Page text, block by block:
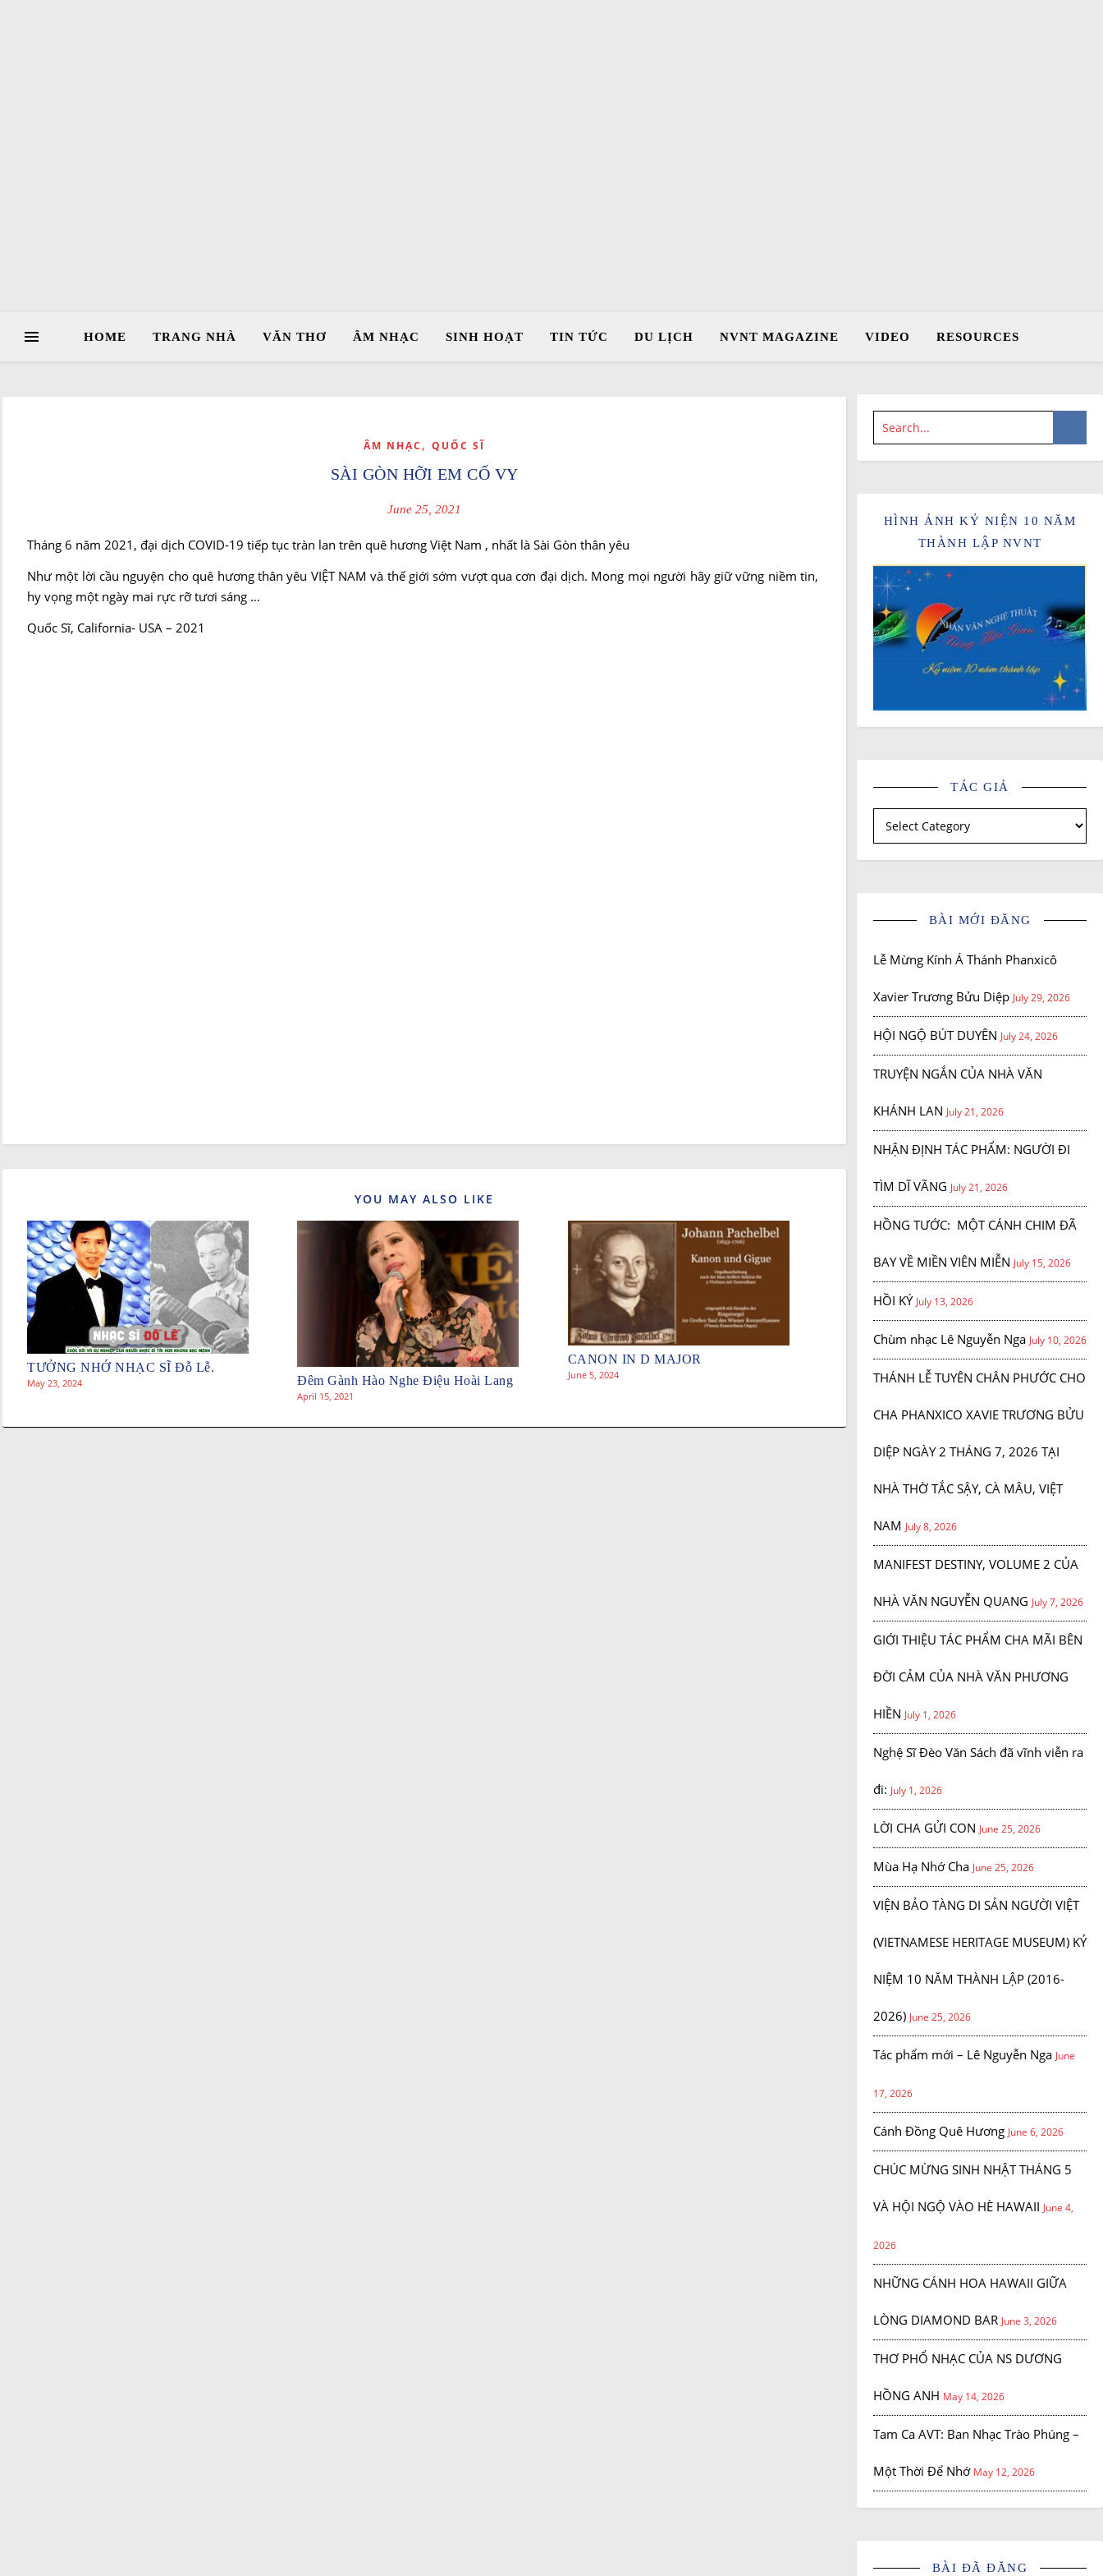
HOME TRANG NHÀ VĂN THƠ ÂM NHẠC SINH HOẠT TIN TỨC DU LỊCH NVNT MAGAZINE VIDEO RESOURCES
ÂM NHẠC , QUỐC SĨ
SÀI GÒN HỠI EM CỐ VY
June 25, 2021
Tháng 6 năm 2021, đại dịch COVID-19 tiếp tục tràn lan trên quê hương Việt Nam , nhất là Sài Gòn thân yêu
Như một lời cầu nguyện cho quê hương thân yêu VIỆT NAM và thế giới sớm vượt qua cơn đại dịch. Mong mọi người hãy giữ vững niềm tin,
hy vọng một ngày mai rực rỡ tươi sáng …
Quốc Sĩ, California- USA – 2021
YOU MAY ALSO LIKE
TƯỞNG NHỚ NHẠC SĨ Đỗ Lễ.
May 23, 2024 Đêm Gành Hào Nghe Điệu Hoài Lang
April 15, 2021
CANON IN D MAJOR
June 5, 2024
HÌNH ẢNH KỶ NIỆN 10 NĂM
THÀNH LẬP NVNT
TÁC GIẢ
Tác giả
BÀI MỚI ĐĂNG
Lễ Mừng Kính Á Thánh Phanxicô
Xavier Trương Bửu Diệp July 29, 2026
HỘI NGỘ BÚT DUYÊN July 24, 2026
TRUYỆN NGẮN CỦA NHÀ VĂN
KHÁNH LAN July 21, 2026
NHẬN ĐỊNH TÁC PHẨM: NGƯỜI ĐI
TÌM DĨ VÃNG July 21, 2026
HỒNG TƯỚC: MỘT CÁNH CHIM ĐÃ
BAY VỀ MIỀN VIÊN MIỄN July 15, 2026
HỒI KÝ July 13, 2026
Chùm nhạc Lê Nguyễn Nga July 10, 2026
THÁNH LỄ TUYÊN CHÂN PHƯỚC CHO
CHA PHANXICO XAVIE TRƯƠNG BỬU
DIỆP NGÀY 2 THÁNG 7, 2026 TẠI
NHÀ THỜ TẮC SẬY, CÀ MÂU, VIỆT
NAM July 8, 2026
MANIFEST DESTINY, VOLUME 2 CỦA
NHÀ VĂN NGUYỄN QUANG July 7, 2026
GIỚI THIỆU TÁC PHẨM CHA MÃI BÊN
ĐỜI CẢM CỦA NHÀ VĂN PHƯƠNG
HIỀN July 1, 2026
Nghệ Sĩ Đèo Văn Sách đã vĩnh viễn ra
đi: July 1, 2026
LỜI CHA GỬI CON June 25, 2026
Mùa Hạ Nhớ Cha June 25, 2026
VIỆN BẢO TÀNG DI SẢN NGƯỜI VIỆT
(VIETNAMESE HERITAGE MUSEUM) KỶ
NIỆM 10 NĂM THÀNH LẬP (2016-
2026) June 25, 2026
Tác phẩm mới – Lê Nguyễn Nga June
17, 2026
Cánh Đồng Quê Hương June 6, 2026
CHÚC MỪNG SINH NHẬT THÁNG 5
VÀ HỘI NGỘ VÀO HÈ HAWAII June 4,
2026
NHỮNG CÁNH HOA HAWAII GIỮA
LÒNG DIAMOND BAR June 3, 2026
THƠ PHỔ NHẠC CỦA NS DƯƠNG
HỒNG ANH May 14, 2026
Tam Ca AVT: Ban Nhạc Trào Phúng –
Một Thời Để Nhớ May 12, 2026
BÀI ĐÃ ĐĂNG